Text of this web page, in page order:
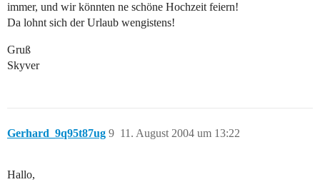
immer, und wir könnten ne schöne Hochzeit feiern!
Da lohnt sich der Urlaub wengistens!
Gruß
Skyver
Gerhard_9q95t87ug 11. August 2004 um 13:22
9
Hallo,